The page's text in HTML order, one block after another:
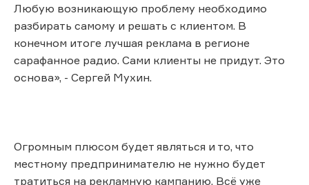
Любую возникающую проблему необходимо
разбирать самому и решать с клиентом. В
конечном итоге лучшая реклама в регионе
сарафанное радио. Сами клиенты не придут. Это
основа», - Сергей Мухин.
Огромным плюсом будет являться и то, что
местному предпринимателю не нужно будет
тратиться на рекламную кампанию. Всё уже